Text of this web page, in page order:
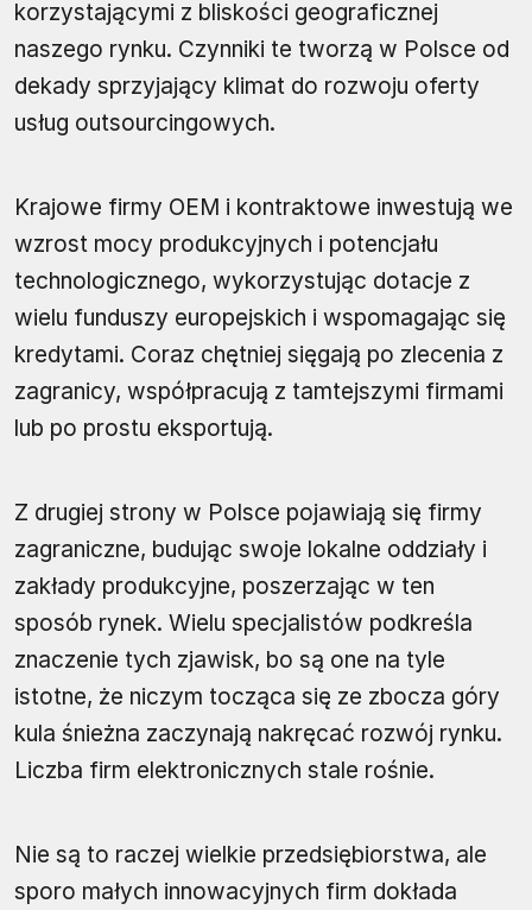
korzystającymi z bliskości geograficznej
naszego rynku. Czynniki te tworzą w Polsce od
dekady sprzyjający klimat do rozwoju oferty
usług outsourcingowych.
Krajowe firmy OEM i kontraktowe inwestują we
wzrost mocy produkcyjnych i potencjału
technologicznego, wykorzystując dotacje z
wielu funduszy europejskich i wspomagając się
kredytami. Coraz chętniej sięgają po zlecenia z
zagranicy, współpracują z tamtejszymi firmami
lub po prostu eksportują.
Z drugiej strony w Polsce pojawiają się firmy
zagraniczne, budując swoje lokalne oddziały i
zakłady produkcyjne, poszerzając w ten
sposób rynek. Wielu specjalistów podkreśla
znaczenie tych zjawisk, bo są one na tyle
istotne, że niczym tocząca się ze zbocza góry
kula śnieżna zaczynają nakręcać rozwój rynku.
Liczba firm elektronicznych stale rośnie.
Nie są to raczej wielkie przedsiębiorstwa, ale
sporo małych innowacyjnych firm dokłada